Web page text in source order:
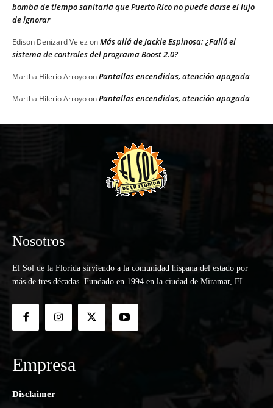
bomba de tiempo sanitaria que Puerto Rico no puede darse el lujo
de ignorar
Edison Denizard Velez onMás allá de Jackie Espinosa: ¿Falló el
sistema de controles del programa Boost 2.0?
Martha Hilerio ArroyoonPantallas encendidas, atención apagada
Martha Hilerio ArroyoonPantallas encendidas, atención apagada
Nosotros
El Sol de la Florida sirviendo a la comunidad hispana del estado por
más de tres décadas. Fundado en 1994 en la ciudad de Miramar, FL.
Empresa
Disclaimer